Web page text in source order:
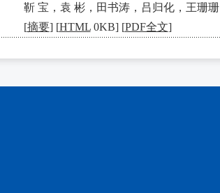
靳 宝，袁 彬，田书涛，吕归化，王珊珊
[摘要] [HTML0KB] [PDF全文]